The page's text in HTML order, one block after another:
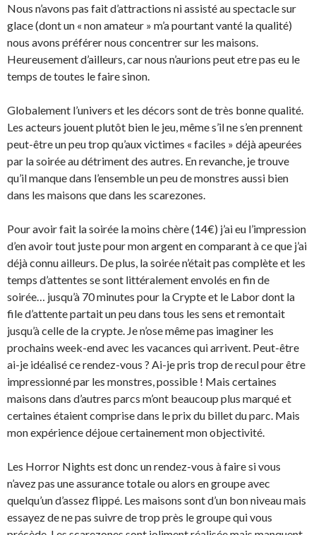
Nous n’avons pas fait d’attractions ni assisté au spectacle sur
glace (dont un « non amateur » m’a pourtant vanté la qualité)
nous avons préférer nous concentrer sur les maisons.
Heureusement d’ailleurs, car nous n’aurions peut etre pas eu le
temps de toutes le faire sinon.
Globalement l’univers et les décors sont de très bonne qualité.
Les acteurs jouent plutôt bien le jeu, même s’il ne s’en prennent
peut-être un peu trop qu’aux victimes « faciles » déjà apeurées
par la soirée au détriment des autres. En revanche, je trouve
qu’il manque dans l’ensemble un peu de monstres aussi bien
dans les maisons que dans les scarezones.
Pour avoir fait la soirée la moins chère (14€) j’ai eu l’impression
d’en avoir tout juste pour mon argent en comparant à ce que j’ai
déjà connu ailleurs. De plus, la soirée n’était pas complète et les
temps d’attentes se sont littéralement envolés en fin de
soirée… jusqu’à 70 minutes pour la Crypte et le Labor dont la
file d’attente partait un peu dans tous les sens et remontait
jusqu’à celle de la crypte. Je n’ose même pas imaginer les
prochains week-end avec les vacances qui arrivent. Peut-être
ai-je idéalisé ce rendez-vous ? Ai-je pris trop de recul pour être
impressionné par les monstres, possible ! Mais certaines
maisons dans d’autres parcs m’ont beaucoup plus marqué et
certaines étaient comprise dans le prix du billet du parc. Mais
mon expérience déjoue certainement mon objectivité.
Les Horror Nights est donc un rendez-vous à faire si vous
n’avez pas une assurance totale ou alors en groupe avec
quelqu’un d’assez flippé. Les maisons sont d’un bon niveau mais
essayez de ne pas suivre de trop près le groupe qui vous